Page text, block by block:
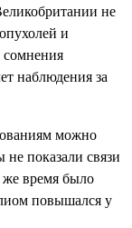
не
и
наблюдения за
можно
показали связи
время было
повышался у